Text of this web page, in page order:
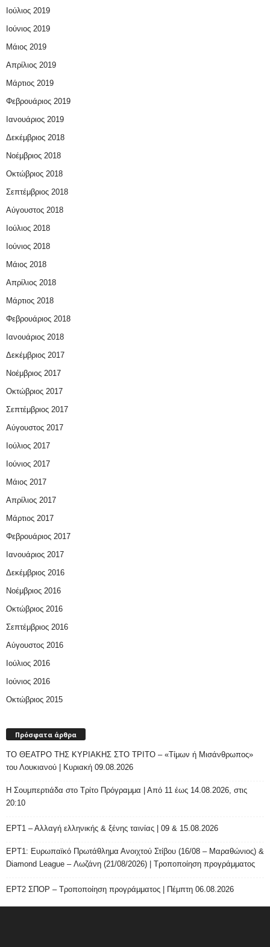
Ιούλιος 2019
Ιούνιος 2019
Μάιος 2019
Απρίλιος 2019
Μάρτιος 2019
Φεβρουάριος 2019
Ιανουάριος 2019
Δεκέμβριος 2018
Νοέμβριος 2018
Οκτώβριος 2018
Σεπτέμβριος 2018
Αύγουστος 2018
Ιούλιος 2018
Ιούνιος 2018
Μάιος 2018
Απρίλιος 2018
Μάρτιος 2018
Φεβρουάριος 2018
Ιανουάριος 2018
Δεκέμβριος 2017
Νοέμβριος 2017
Οκτώβριος 2017
Σεπτέμβριος 2017
Αύγουστος 2017
Ιούλιος 2017
Ιούνιος 2017
Μάιος 2017
Απρίλιος 2017
Μάρτιος 2017
Φεβρουάριος 2017
Ιανουάριος 2017
Δεκέμβριος 2016
Νοέμβριος 2016
Οκτώβριος 2016
Σεπτέμβριος 2016
Αύγουστος 2016
Ιούλιος 2016
Ιούνιος 2016
Οκτώβριος 2015
Πρόσφατα άρθρα
ΤΟ ΘΕΑΤΡΟ ΤΗΣ ΚΥΡΙΑΚΗΣ ΣΤΟ ΤΡΙΤΟ – «Τίμων ή Μισάνθρωπος»
του Λουκιανού | Κυριακή 09.08.2026
H Σουμπερτιάδα στο Τρίτο Πρόγραμμα | Από 11 έως 14.08.2026, στις
20:10
ΕΡΤ1 – Αλλαγή ελληνικής & ξένης ταινίας | 09 & 15.08.2026
ΕΡΤ1: Ευρωπαϊκό Πρωτάθλημα Ανοιχτού Στίβου (16/08 – Μαραθώνιος) &
Diamond League – Λωζάνη (21/08/2026) | Τροποποίηση προγράμματος
ΕΡΤ2 ΣΠΟΡ – Τροποποίηση προγράμματος | Πέμπτη 06.08.2026